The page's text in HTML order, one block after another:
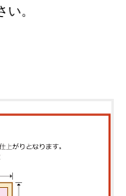
。